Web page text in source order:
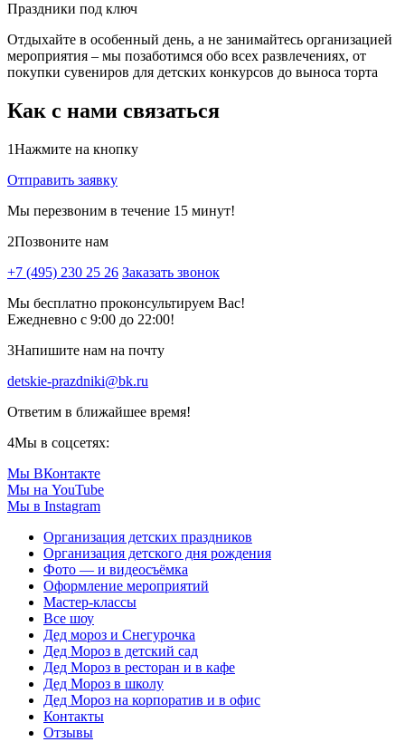
Праздники под ключ
Отдыхайте в особенный день, а не занимайтесь организацией
мероприятия – мы позаботимся обо всех развлечениях, от
покупки сувениров для детских конкурсов до выноса торта
Как с нами связаться
1Нажмите на кнопку
Отправить заявку
Мы перезвоним в течение 15 минут!
2Позвоните нам
+7 (495) 230 25 26 Заказать звонок
Мы бесплатно проконсультируем Вас!
Ежедневно с 9:00 до 22:00!
3Напишите нам на почту
detskie-prazdniki@bk.ru
Ответим в ближайшее время!
4Мы в соцсетях:
Мы ВКонтакте
Мы на YouTube
Мы в Instagram
Организация детских праздников
Организация детского дня рождения
Фото — и видеосъёмка
Оформление мероприятий
Мастер-классы
Все шоу
Дед мороз и Снегурочка
Дед Мороз в детский сад
Дед Мороз в ресторан и в кафе
Дед Мороз в школу
Дед Мороз на корпоратив и в офис
Контакты
Отзывы